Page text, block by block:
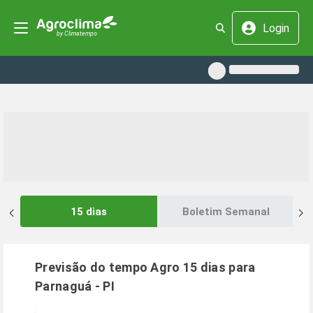
Login
15 dias Boletim Semanal
Previsão do tempo Agro 15 dias para
Parnaguá - PI